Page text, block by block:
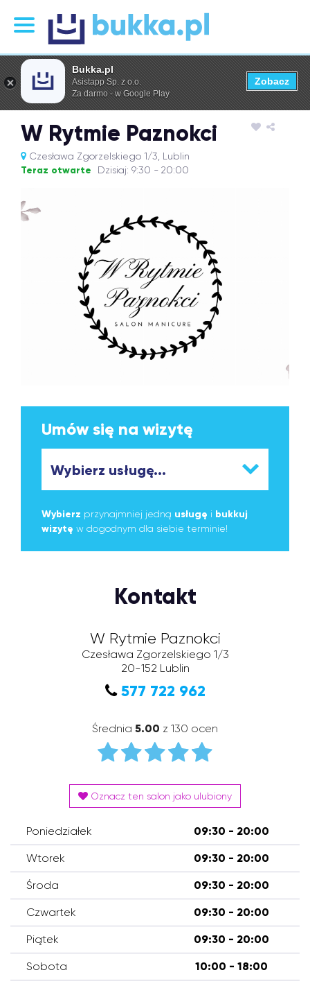
W Rytmie Paznokci
Czesława Zgorzelskiego 1/3, Lublin
Teraz otwarte Dzisiaj: 9:30 - 20:00
Umów się na wizytę
Wybierz przynajmniej jedną usługę i bukkuj
wizytę w dogodnym dla siebie terminie!
Kontakt
W Rytmie Paznokci
Czesława Zgorzelskiego 1/3
20-152 Lublin
577 722 962
Średnia 5.00 z 130 ocen
Oznacz ten salon jako ulubiony
Poniedziałek 09:30 - 20:00
Wtorek 09:30 - 20:00
Środa 09:30 - 20:00
Czwartek 09:30 - 20:00
Piątek 09:30 - 20:00
Sobota 10:00 - 18:00
Bukka.pl
Asistapp Sp. z o.o.
Za darmo - w Google Play
Zobacz